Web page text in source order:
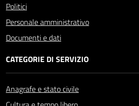
Politici
Personale amministrativo
Documenti e dati
CATEGORIE DI SERVIZIO
Anagrafe e stato civile